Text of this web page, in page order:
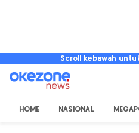
Scroll kebawah
HOME NASIONAL